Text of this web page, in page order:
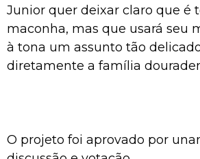
Junior quer deixar claro que é
maconha, mas que usará seu
à tona um assunto tão
diretamente a família
O projeto foi aprovado por